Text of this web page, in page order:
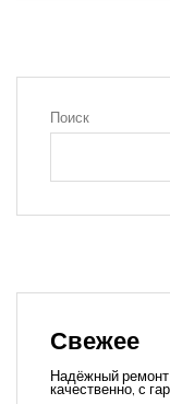
Поиск
Свежее
Надёжный
качественно, с